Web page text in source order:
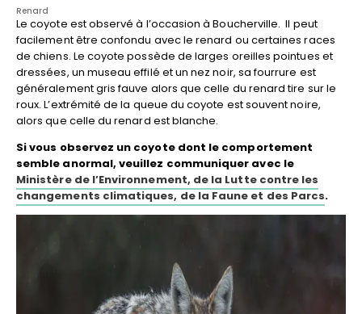
Renard
Le coyote est observé à l’occasion à Boucherville. Il peut
facilement être confondu avec le renard ou certaines races
de chiens. Le coyote possède de larges oreilles pointues et
dressées, un museau effilé et un nez noir, sa fourrure est
généralement gris fauve alors que celle du renard tire sur le
roux. L’extrémité de la queue du coyote est souvent noire,
alors que celle du renard est blanche.
Si vous observez un coyote dont le comportement
semble anormal, veuillez communiquer avec le
Ministère de l’Environnement, de la Lutte contre les
changements climatiques, de la Faune et des Parcs.